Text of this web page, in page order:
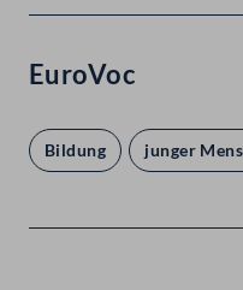
EuroVoc
Bildung junger